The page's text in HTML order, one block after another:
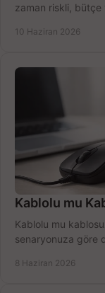
zaman riskli, bütçe
10 Haziran 2026
Kablolu mu
Kablolu mu
senaryonuza göre
8 Haziran 2026